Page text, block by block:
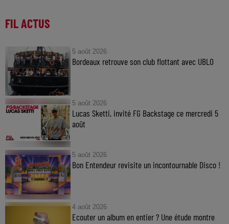
FIL ACTUS
5 août 2026
Bordeaux retrouve son club flottant avec UBLO
5 août 2026
Lucas Sketti, invité FG Backstage ce mercredi 5
août
5 août 2026
Bon Entendeur revisite un incontournable Disco !
4 août 2026
Ecouter un album en entier ? Une étude montre